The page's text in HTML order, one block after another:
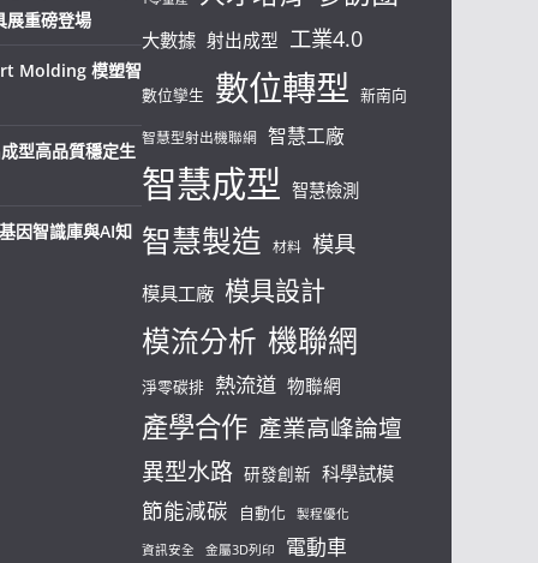
展重磅登場
Molding 模塑智
型高品質穩定生
因智識庫與AI知
大數據 射出成型 工業4.0
數位孿生 數位轉型 新南向
智慧型射出機聯網 智慧工廠
智慧成型 智慧檢測
智慧製造 材料 模具
模具工廠 模具設計
模流分析 機聯網
淨零碳排 熱流道 物聯網
產學合作 產業高峰論壇
異型水路 研發創新 科學試模
節能減碳 自動化 製程優化
資訊安全 金屬3D列印 電動車